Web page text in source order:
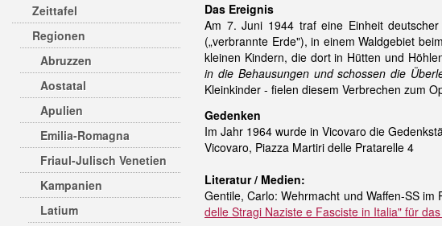
Zeittafel
Regionen
Abruzzen
Aostatal
Apulien
Emilia-Romagna
Friaul-Julisch Venetien
Kampanien
Latium
Das Ereignis
Am 7. Juni 1944 traf eine Einheit
(„verbrannte Erde"), in einem Waldgebiet
kleinen Kindern, die dort in Hütten und
in die Behausungen und schossen die
Kleinkinder - fielen diesem Verbrechen zum
Gedenken
Im Jahr 1964 wurde in Vicovaro die
Vicovaro, Piazza Martiri delle Pratarelle 4
Literatur / Medien:
Gentile, Carlo: Wehrmacht und Waffen-SS
delle Stragi Naziste e Fasciste in Italia" für